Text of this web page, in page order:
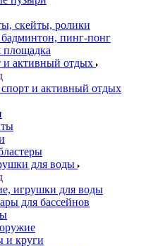
скейты, ролики
пинг-понг
площадка
и активный отдых
и активный отдых
для воды
игрушки для воды
для бассейнов
и круги